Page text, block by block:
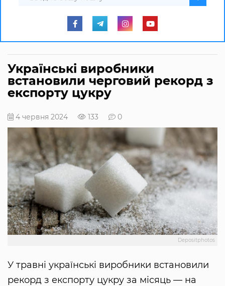
Українські виробники
встановили черговий рекорд з
експорту цукру
4 червня 2024 133 0
Depositphotos
У травні українські виробники встановили
рекорд з експорту цукру за місяць — на